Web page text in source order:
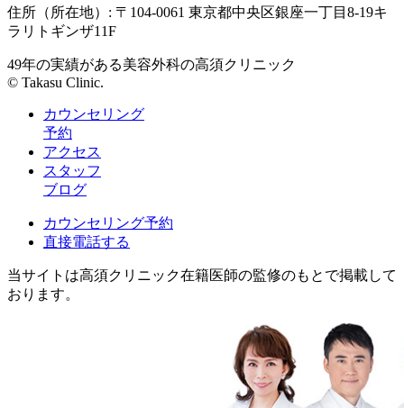
住所（所在地）: 〒104-0061 東京都中央区銀座一丁目8-19キ
ラリトギンザ11F
49年の実績がある美容外科の高須クリニック
© Takasu Clinic.
カウンセリング
予約
アクセス
スタッフ
ブログ
カウンセリング予約
直接電話する
当サイトは高須クリニック在籍医師の監修のもとで掲載して
おります。